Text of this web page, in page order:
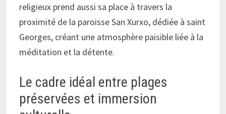
religieux prend aussi sa place à travers la
proximité de la paroisse San Xurxo, dédiée à saint
Georges, créant une atmosphère paisible liée à la
méditation et la détente.
Le cadre idéal entre plages
préservées et immersion